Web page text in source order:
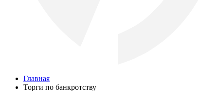
Главная
Торги по банкротству